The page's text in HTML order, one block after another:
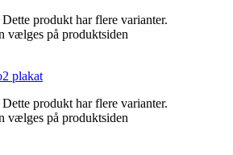
Dette produkt har flere varianter.
vælges på produktsiden
Dette produkt har flere varianter.
vælges på produktsiden